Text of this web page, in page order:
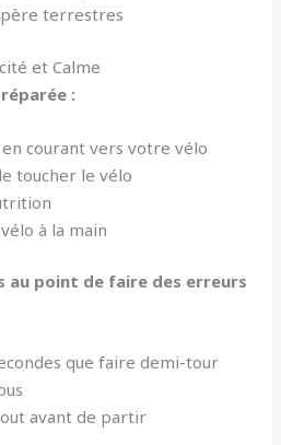
terrestres
et Calme
:
courant vers votre vélo
toucher le vélo
à la main
au point de faire des erreurs
que faire demi-tour
avant de partir